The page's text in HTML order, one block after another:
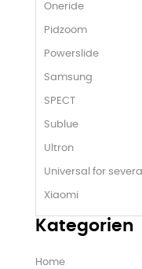
Oneride
Pidzoom
Powerslide
Samsung
SPECT
Sublue
Ultron
Universal for
Xiaomi
Kategorien
Home